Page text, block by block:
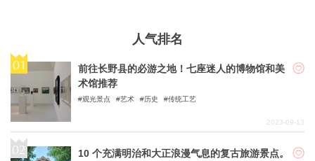
人气排名
前往长野县的必游之地！七座迷人的博物馆和美
术馆推荐
观光景点 艺术 历史 传统工艺
2023-09-13
10 个充满明治和大正浪漫气息的复古旅游景点。